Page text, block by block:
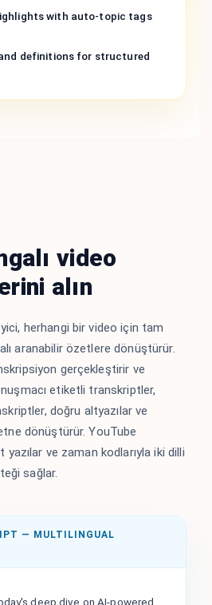
with auto-topic tags
definitions for structured
video
alın
herhangi bir video için tam
aranabilir özetlere dönüştürür.
gerçekleştirir ve
etiketli transkriptler,
doğru altyazılar ve
dönüştürür. YouTube
ve zaman kodlarıyla iki dilli
sağlar.
— MULTILINGUAL
deep dive on AI-powered